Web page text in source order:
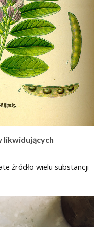
likwidujących
źródło wielu substancji